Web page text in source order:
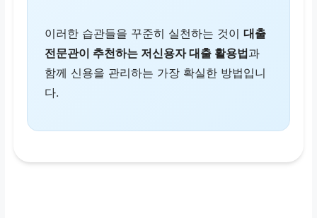
이러한 습관들을 꾸준히 실천하는 것이대출
전문관이 추천하는 저신용자 대출 활용법과
함께 신용을 관리하는 가장 확실한 방법입니
다.